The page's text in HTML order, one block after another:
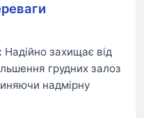
Надійно захищає від
грудних залоз
надмірну